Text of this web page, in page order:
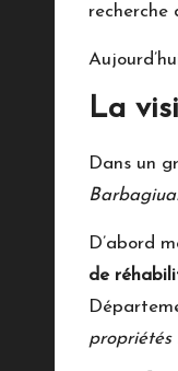
recherche
La
Dans un
D’abord
de
propriétés